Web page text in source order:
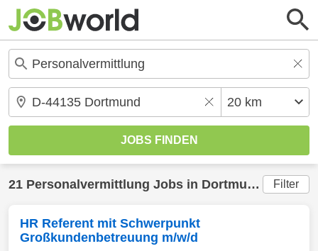
21 Personalvermittlung Jobs in Dortmund (20 km)
Filter
HR Referent mit Schwerpunkt
Großkundenbetreuung m/w/d